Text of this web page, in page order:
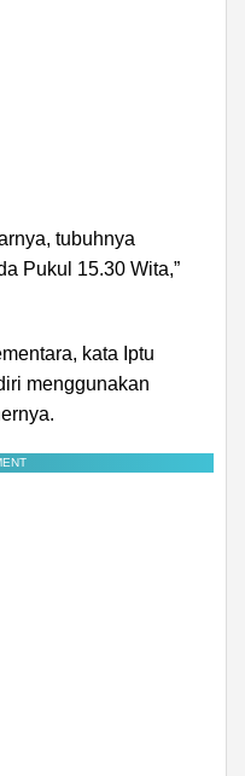
tubuhnya
Pukul 15.30 Wita,”
kata Iptu
menggunakan